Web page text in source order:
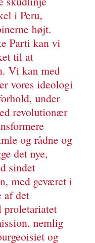
i Peru,
højt.
Parti kan vi
til at
Vi kan med
vores ideologi
under
revolutionær
og rådne og
det nye,
sindet
med geværet i
af det
nemlig
og